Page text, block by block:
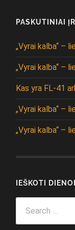
PASKUTINIAI
„Vyrai kalba“ –
„Vyrai kalba“ –
Kas yra FL-41
„Vyrai kalba“ –
„Vyrai kalba“ –
IEŠKOTI
for: